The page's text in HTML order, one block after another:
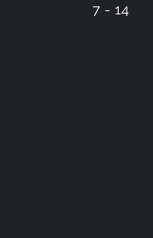
7 - 14